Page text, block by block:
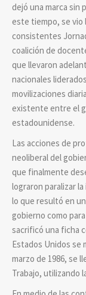
dejó una marca sin
este tiempo, se vio
consistentes
coalición de
que llevaron
nacionales
movilizaciones
existente entre el
estadounidense.
Las acciones de
neoliberal del
que finalmente
lograron paralizar
lo que resultó en
gobierno como
sacrificó una ficha
Estados Unidos se
marzo de 1986, se
Trabajo, utilizando